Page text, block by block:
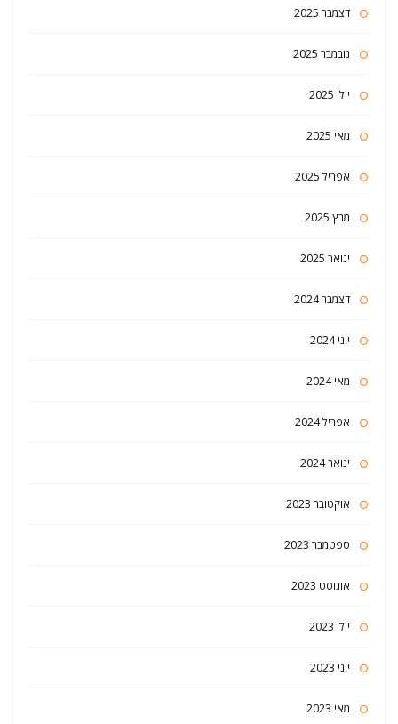
דצמבר 2025
נובמבר 2025
יולי 2025
מאי 2025
אפריל 2025
מרץ 2025
ינואר 2025
דצמבר 2024
יוני 2024
מאי 2024
אפריל 2024
ינואר 2024
אוקטובר 2023
ספטמבר 2023
אוגוסט 2023
יולי 2023
יוני 2023
מאי 2023